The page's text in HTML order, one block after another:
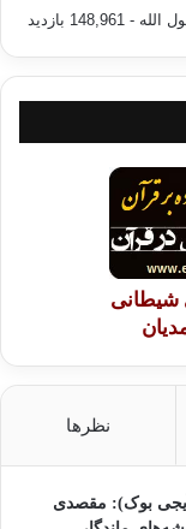
الله - 148,961 بازدید
شیطانی
نظرها
بوک): مقصدی